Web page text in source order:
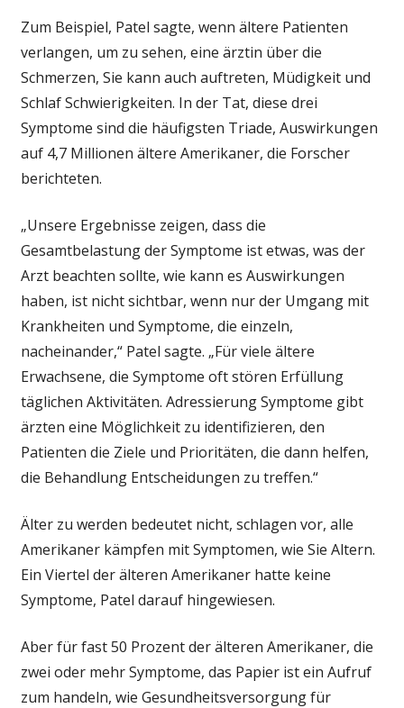
Zum Beispiel, Patel sagte, wenn ältere Patienten
verlangen, um zu sehen, eine ärztin über die
Schmerzen, Sie kann auch auftreten, Müdigkeit und
Schlaf Schwierigkeiten. In der Tat, diese drei
Symptome sind die häufigsten Triade, Auswirkungen
auf 4,7 Millionen ältere Amerikaner, die Forscher
berichteten.
„Unsere Ergebnisse zeigen, dass die
Gesamtbelastung der Symptome ist etwas, was der
Arzt beachten sollte, wie kann es Auswirkungen
haben, ist nicht sichtbar, wenn nur der Umgang mit
Krankheiten und Symptome, die einzeln,
nacheinander,“ Patel sagte. „Für viele ältere
Erwachsene, die Symptome oft stören Erfüllung
täglichen Aktivitäten. Adressierung Symptome gibt
ärzten eine Möglichkeit zu identifizieren, den
Patienten die Ziele und Prioritäten, die dann helfen,
die Behandlung Entscheidungen zu treffen.“
Älter zu werden bedeutet nicht, schlagen vor, alle
Amerikaner kämpfen mit Symptomen, wie Sie Altern.
Ein Viertel der älteren Amerikaner hatte keine
Symptome, Patel darauf hingewiesen.
Aber für fast 50 Prozent der älteren Amerikaner, die
zwei oder mehr Symptome, das Papier ist ein Aufruf
zum handeln, wie Gesundheitsversorgung für